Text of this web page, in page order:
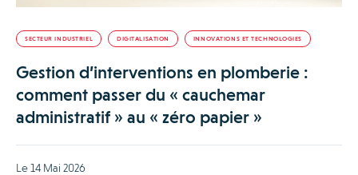
SECTEUR INDUSTRIEL DIGITALISATION INNOVATIONS ET TECHNOLOGIES
Gestion d’interventions en plomberie :
comment passer du « cauchemar
administratif » au « zéro papier »
Le 14 Mai 2026